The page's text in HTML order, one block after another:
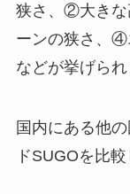
狭さ、②大きな
ーンの狭さ、④
などが挙げられ
国内にある他
ドSUGOを比較